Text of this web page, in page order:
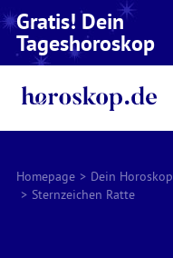
Gratis! Dein
Tageshoroskop
Homepage > Dein Horoskop
> Sternzeichen Ratte